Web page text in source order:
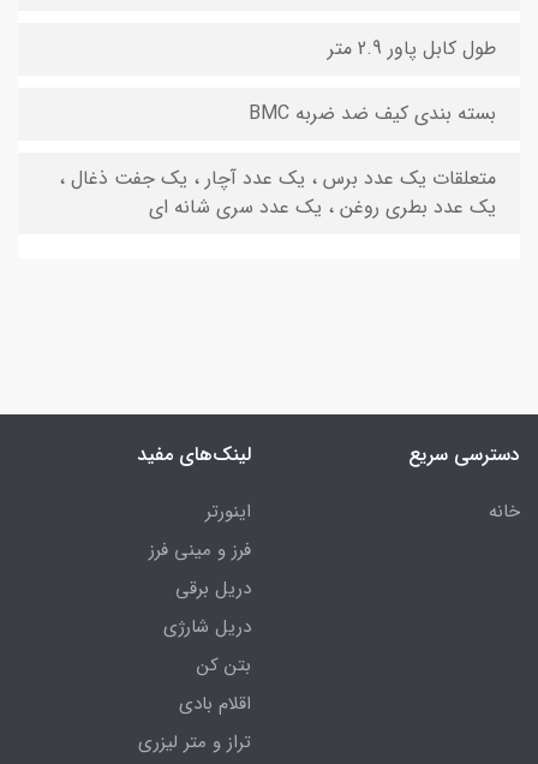
طول کابل پاور 2.9 متر
بسته بندی کیف ضد ضربه BMC
متعلقات یک عدد برس ، یک عدد آچار ، یک جفت ذغال ،
یک عدد بطری روغن ، یک عدد سری شانه ای
دسترسی سریع
خانه
لینک‌های مفید
اینورتر
فرز و مینی فرز
دریل برقی
دریل شارژی
بتن کن
اقلام بادی
تراز و متر لیزری